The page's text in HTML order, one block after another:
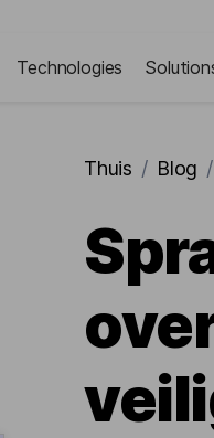
Technologies
Thuis / Blog /